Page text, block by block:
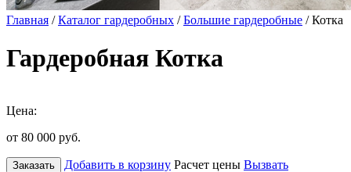
Главная /Каталог гардеробных /Большие гардеробные / Котка
Гардеробная Котка
Цена:
от 80 000 руб.
Заказать Добавить в корзину Расчет цены Вызвать